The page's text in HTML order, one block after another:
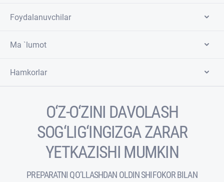
Foydalanuvchilar
Ma `lumot
Hamkorlar
O‘Z-O‘ZINI DAVOLASH
SOG‘LIG‘INGIZGA ZARAR
YETKAZISHI MUMKIN
PREPARATNI QO‘LLASHDAN OLDIN SHIFOKOR BILAN